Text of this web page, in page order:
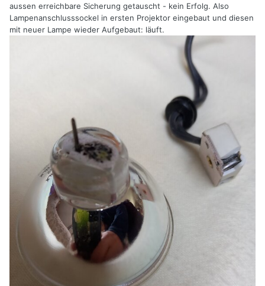
aussen erreichbare Sicherung getauscht - kein Erfolg. Also
Lampenanschlusssockel in ersten Projektor eingebaut und diesen
mit neuer Lampe wieder Aufgebaut: läuft.